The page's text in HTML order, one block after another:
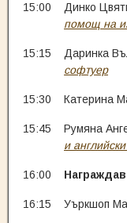
15:00 Динко
помощ на
15:15 Даринка
софтуер
15:30 Катерина
15:45 Румяна
и
16:00
16:15 Уъркшоп